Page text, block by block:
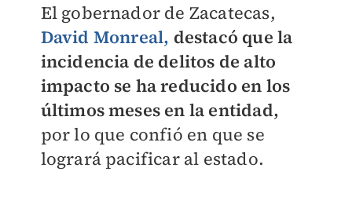
El gobernador de Zacatecas,
David Monreal, destacó que la
incidencia de delitos de alto
impacto se ha reducido en los
últimos meses en la entidad,
por lo que confió en que se
logrará pacificar al estado.